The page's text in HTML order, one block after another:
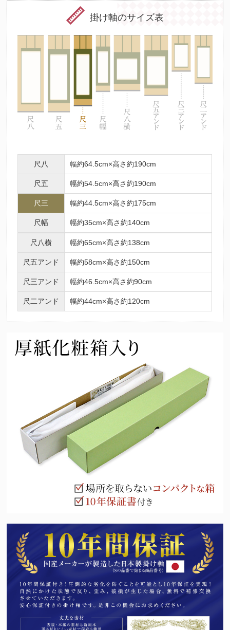
掛け軸のサイズ表
尺八 幅約64.5cm×高さ約190cm
尺五 幅約54.5cm×高さ約190cm
尺三 幅約44.5cm×高さ約175cm
尺幅 幅約35cm×高さ約140cm
尺八横 幅約65cm×高さ約138cm
尺五アンド 幅約58cm×高さ約150cm
尺三アンド 幅約46.5cm×高さ約90cm
尺二アンド 幅約44cm×高さ約120cm